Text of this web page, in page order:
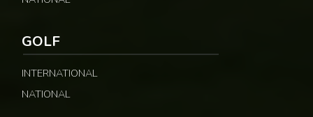
GOLF
INTERNATIONAL
NATIONAL